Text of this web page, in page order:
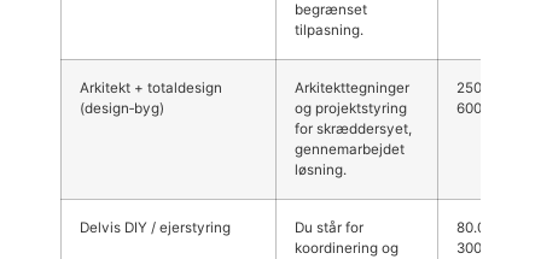
begrænset
tilpasning.
Arkitekt + totaldesign
(design‑byg)
Arkitekttegninger
og projektstyring
for skræddersyet,
gennemarbejdet
løsning.
250.000–
600.000+ kr.
Delvis DIY / ejerstyring
Du står for
koordinering og
80.000–
300.000 kr.